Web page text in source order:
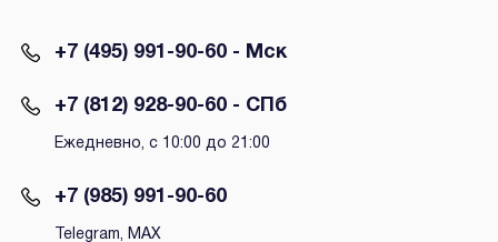
+7 (495) 991-90-60 - Мск
+7 (812) 928-90-60 - СПб
Ежедневно, с 10:00 до 21:00
+7 (985) 991-90-60
Telegram, MAX